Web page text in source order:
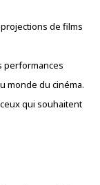
de films
performances
monde du cinéma.
qui souhaitent